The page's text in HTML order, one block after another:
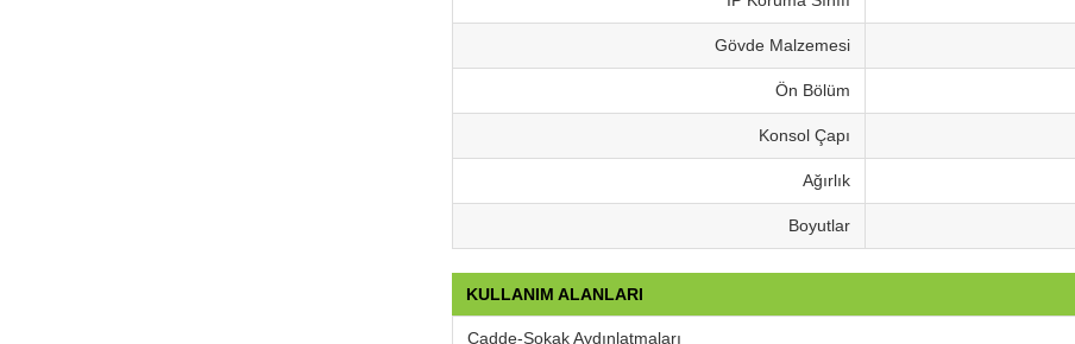
Gövde Malzemesi
Ön Bölüm
Konsol Çapı
Ağırlık
Boyutlar
KULLANIM ALANLARI
Cadde-Sokak Aydınlatmaları